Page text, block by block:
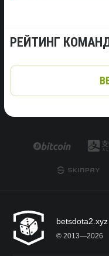
РЕЙТИНГ
betsdota2.xyz
© 2013—2026